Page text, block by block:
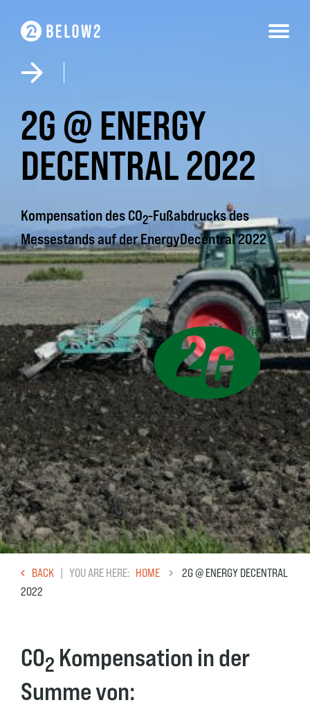
content
2G @ ENERGY
DECENTRAL 2022
Kompensation des CO2-Fußabdrucks des
Messestands auf der EnergyDecentral 2022
BACK YOU ARE HERE HOME
2G @ ENERGY DECENTRAL
2022
CO2 Kompensation in der
Summe von: